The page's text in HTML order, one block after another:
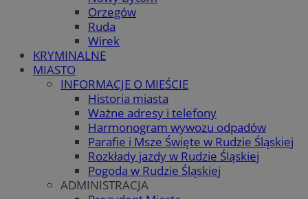
Orzegów
Ruda
Wirek
KRYMINALNE
MIASTO
INFORMACJE O MIEŚCIE
Historia miasta
Ważne adresy i telefony
Harmonogram wywozu odpadów
Parafie i Msze Święte w Rudzie Śląskiej
Rozkłady jazdy w Rudzie Śląskiej
Pogoda w Rudzie Śląskiej
ADMINISTRACJA